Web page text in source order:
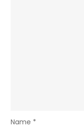
Name *